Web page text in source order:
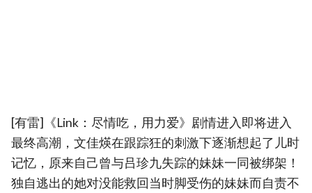
[有雷]《Link：尽情吃，用力爱》剧情进入即将进入
最终高潮，文佳煐在跟踪狂的刺激下逐渐想起了儿时
记忆，原来自己曾与吕珍九失踪的妹妹一同被绑架！
独自逃出的她对没能救回当时脚受伤的妹妹而自责不